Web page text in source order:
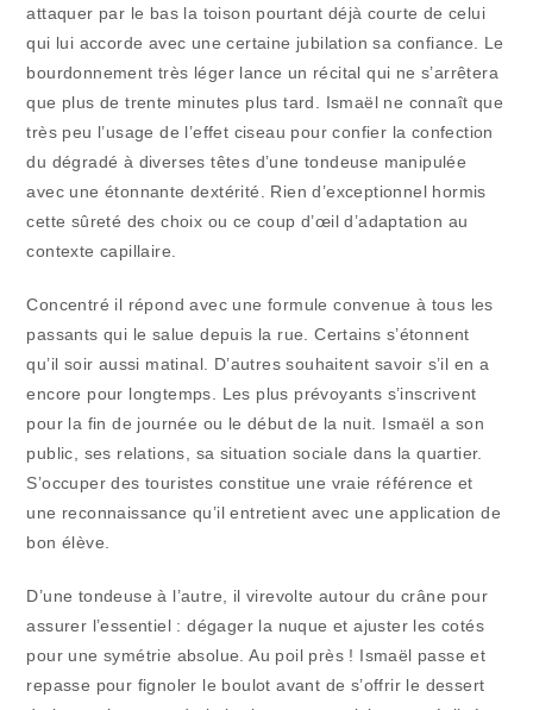
attaquer par le bas la toison pourtant déjà courte de celui
qui lui accorde avec une certaine jubilation sa confiance. Le
bourdonnement très léger lance un récital qui ne s’arrêtera
que plus de trente minutes plus tard. Ismaël ne connaît que
très peu l’usage de l’effet ciseau pour confier la confection
du dégradé à diverses têtes d’une tondeuse manipulée
avec une étonnante dextérité. Rien d’exceptionnel hormis
cette sûreté des choix ou ce coup d’œil d’adaptation au
contexte capillaire.
Concentré il répond avec une formule convenue à tous les
passants qui le salue depuis la rue. Certains s’étonnent
qu’il soir aussi matinal. D’autres souhaitent savoir s’il en a
encore pour longtemps. Les plus prévoyants s’inscrivent
pour la fin de journée ou le début de la nuit. Ismaël a son
public, ses relations, sa situation sociale dans la quartier.
S’occuper des touristes constitue une vraie référence et
une reconnaissance qu’il entretient avec une application de
bon élève.
D’une tondeuse à l’autre, il virevolte autour du crâne pour
assurer l’essentiel : dégager la nuque et ajuster les cotés
pour une symétrie absolue. Au poil près ! Ismaël passe et
repasse pour fignoler le boulot avant de s’offrir le dessert